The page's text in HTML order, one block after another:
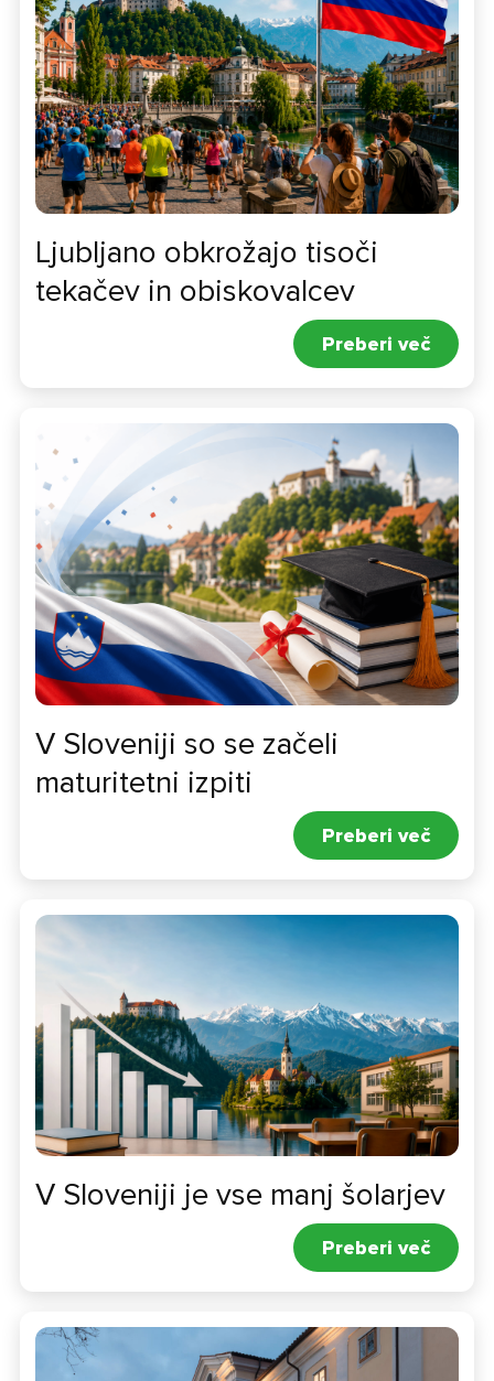
Ljubljano obkrožajo tisoči
tekačev in obiskovalcev
Preberi več
V Sloveniji so se začeli
maturitetni izpiti
Preberi več
V Sloveniji je vse manj šolarjev
Preberi več